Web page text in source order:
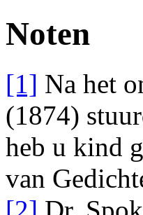
Noten
[1] Na het
(1874)
heb u kind
van